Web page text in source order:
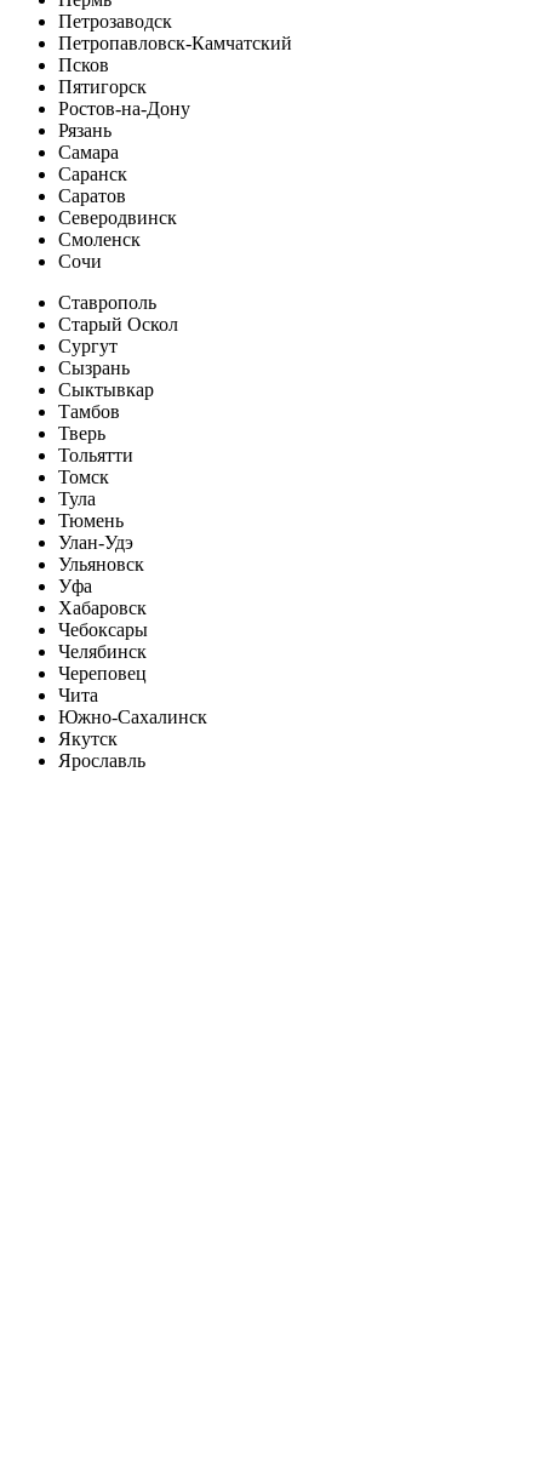
Петрозаводск
Петропавловск-Камчатский
Псков
Пятигорск
Ростов-на-Дону
Рязань
Самара
Саранск
Саратов
Северодвинск
Смоленск
Сочи
Ставрополь
Старый Оскол
Сургут
Сызрань
Сыктывкар
Тамбов
Тверь
Тольятти
Томск
Тула
Тюмень
Улан-Удэ
Ульяновск
Уфа
Хабаровск
Чебоксары
Челябинск
Череповец
Чита
Южно-Сахалинск
Якутск
Ярославль